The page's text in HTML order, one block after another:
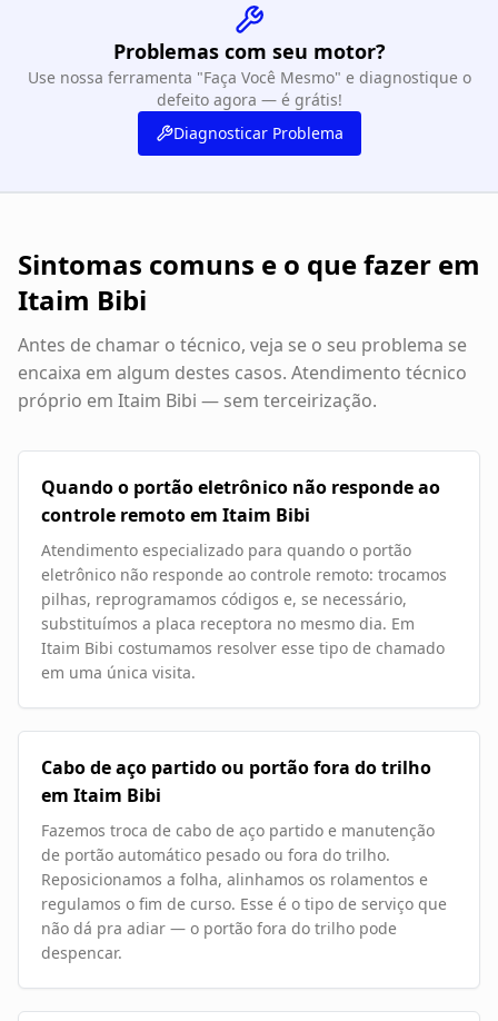
Problemas com seu motor?
Use nossa ferramenta "Faça Você Mesmo" e diagnostique o
defeito agora — é grátis!
Diagnosticar Problema
Sintomas comuns e o que fazer em
Itaim Bibi
Antes de chamar o técnico, veja se o seu problema se
encaixa em algum destes casos. Atendimento técnico
próprio em Itaim Bibi — sem terceirização.
Quando o portão eletrônico não responde ao
controle remoto em Itaim Bibi
Atendimento especializado para quando o portão
eletrônico não responde ao controle remoto: trocamos
pilhas, reprogramamos códigos e, se necessário,
substituímos a placa receptora no mesmo dia. Em
Itaim Bibi costumamos resolver esse tipo de chamado
em uma única visita.
Cabo de aço partido ou portão fora do trilho
em Itaim Bibi
Fazemos troca de cabo de aço partido e manutenção
de portão automático pesado ou fora do trilho.
Reposicionamos a folha, alinhamos os rolamentos e
regulamos o fim de curso. Esse é o tipo de serviço que
não dá pra adiar — o portão fora do trilho pode
despencar.